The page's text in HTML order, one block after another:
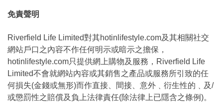
免責聲明
Riverfield Life Limited對其hotinlifestyle.com及其相關社交
網站戶口之內容不作任何明示或暗示之擔保，
hotinlifestyle.com只提供網上購物及服務，Riverfield Life
Limited不會就網站內容或其銷售之產品或服務所引致的任
何損失(金錢或無形)而作直接、間接、意外﹑衍生性的﹑及/
或懲罰性之賠償及負上法律責任(除法律上已隱含之條例)。